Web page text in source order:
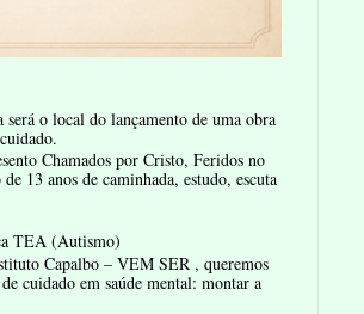
o local do lançamento de uma obra
Chamados por Cristo, Feridos no
13 anos de caminhada, estudo, escuta
TEA (Autismo)
Capalbo – VEM SER , queremos
cuidado em saúde mental: montar a